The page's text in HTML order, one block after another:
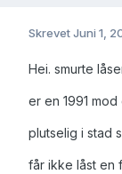
SkrevetJuni 1,
Hei. smurte
er en 1991 mod
plutselig i stad
får ikke låst en